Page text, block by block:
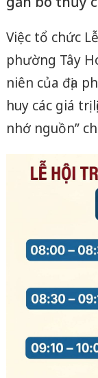
Việc tổ chức
phường Tây
niên của địa
huy các giá trị
nhớ nguồn”